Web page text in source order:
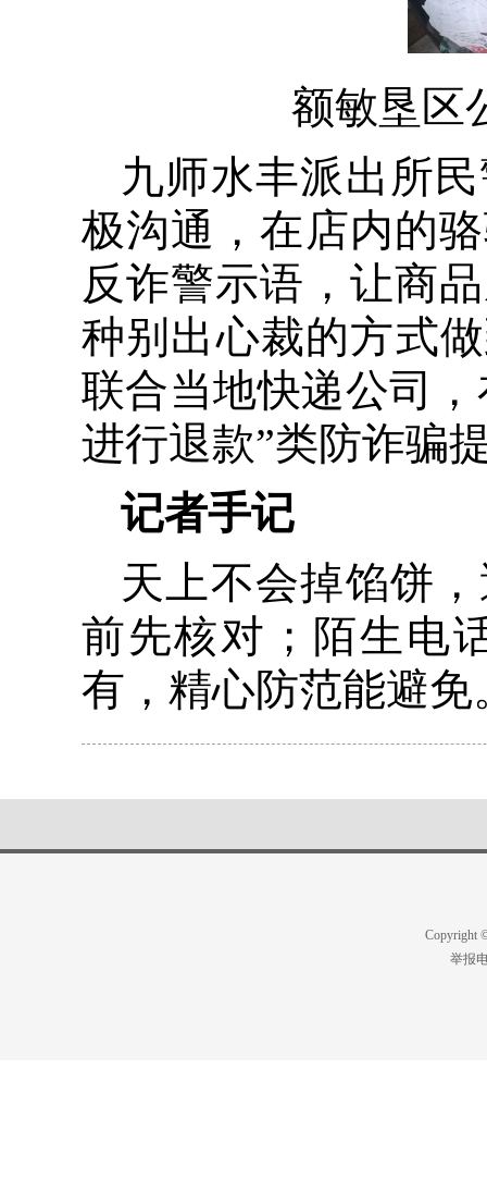
额敏垦区
九师水丰派出所
极沟通，在店内的
反诈警示语，让商
种别出心裁的方式
联合当地快递公司
进行退款”类防诈骗
记者手记
天上不会掉馅饼
前先核对；陌生电
有，精心防范能避免
Copyright
举报